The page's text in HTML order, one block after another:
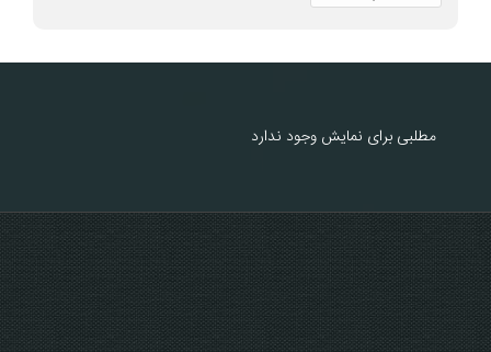
مطلبی برای نمایش وجود ندارد